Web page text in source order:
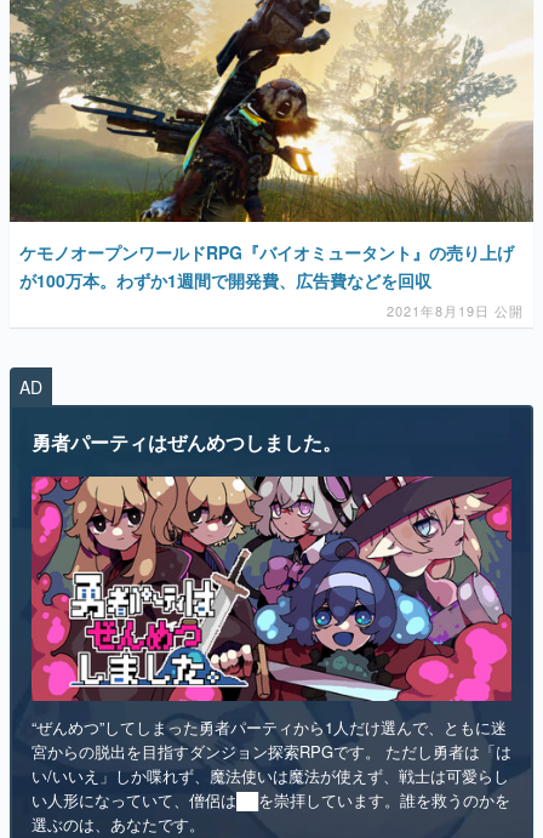
ケモノオープンワールドRPG『バイオミュータント』の売り上げ
が100万本。わずか1週間で開発費、広告費などを回収
2021年8月19日 公開
AD
勇者パーティはぜんめつしました。
“ぜんめつ”してしまった勇者パーティから1人だけ選んで、ともに迷
宮からの脱出を目指すダンジョン探索RPGです。 ただし勇者は「は
い/いいえ」しか喋れず、魔法使いは魔法が使えず、戦士は可愛らし
い人形になっていて、僧侶は██を崇拝しています。誰を救うのかを
選ぶのは、あなたです。